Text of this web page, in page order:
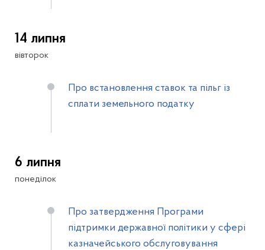
14 липня
вівторок
Про встановлення ставок та пільг із
сплати земельного податку
6 липня
понеділок
Про затвердження Програми
підтримки державної політики у сфері
казначейського обслуговування